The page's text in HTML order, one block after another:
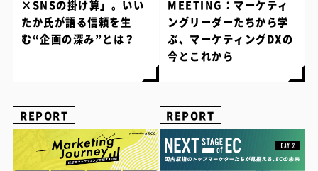
×SNSの掛け算」。いい
たか氏が語る信頼を生
む“企画の深み”とは？
MEETING：マーケティ
ングリーダーたちから学
ぶ、マーケティングDXの
今とこれから
REPORT REPORT